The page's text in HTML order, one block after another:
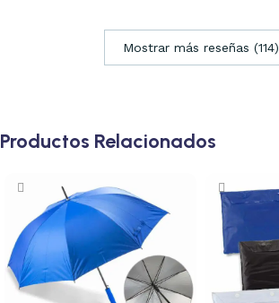
Mostrar más reseñas (114)
Productos Relacionados